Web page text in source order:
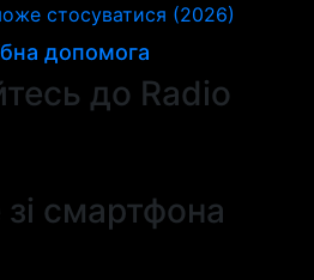
стосуватися (2026)
допомога
до Radio
смартфона